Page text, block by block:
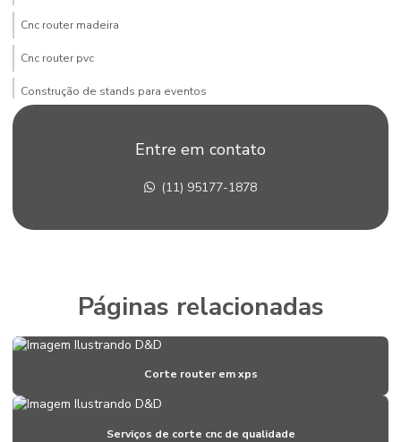
Cnc router madeira
Cnc router pvc
Construção de stands para eventos
Corte router cnc acrílico
Corte router em pvc
Corte router em xps
Entre em contato
(11) 95177-1878
Páginas relacionadas
Corte router em xps
Serviços de corte cnc de qualidade